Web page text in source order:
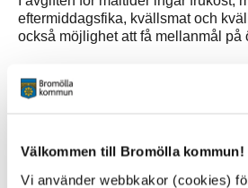
Välkommen till Bromölla kommun!
Vi använder webbkakor (cookies)
eftermiddagsfika, kvällsmat och
också möjlighet att få mellanmål på
Aktiviteter utgår från den enskildes
Övrigt